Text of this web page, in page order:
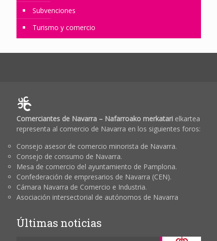
Subvenciones
Turismo y comercio
Comerciantes de Navarra – Nafarroako merkatarielkartea
representa al comercio de Navarra en los siguientes foros:
Consejo asesor de comercio minorista de Navarra.
Consejo de consumo de Navarra.
Mesa de comercio del ayuntamiento de Pamplona.
Confederación de empresarios de Navarra (CEN).
Cámara Navarra de Comercio e Industria.
Asociación intersectorial de autónomos de Navarra
Últimas noticias